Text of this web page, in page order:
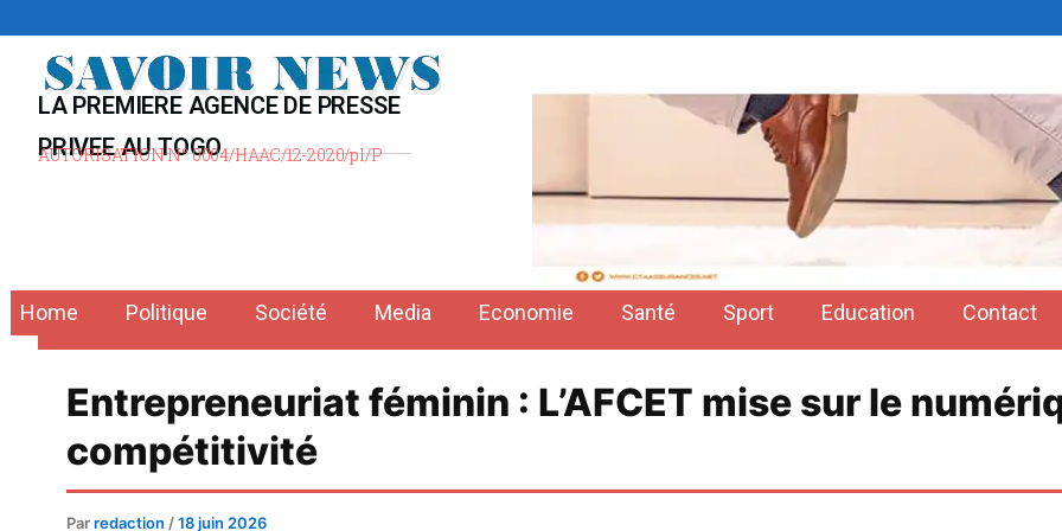
contenu
LA PREMIERE AGENCE DE PRESSE
PRIVEE AU TOGO
AUTORISATION N° 0004/HAAC/12-2020/pl/P
Home Politique Société Media Economie Santé Sport Education Contact
Entrepreneuriat féminin : L’AFCET mise sur le
compétitivité
Parredaction /18 juin 2026